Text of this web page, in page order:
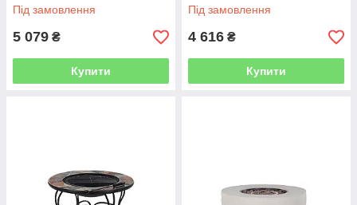
Під замовлення
5 079 ₴
Купити
Під замовлення
4 616 ₴
Купити